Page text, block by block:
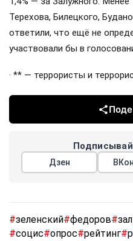
Терехова, Билецкого,
ответили, что ещё не
участвовали бы в
· ** — террористы и
Дзен
#зеленский#федоров#
#социс#опрос#рейтинг#